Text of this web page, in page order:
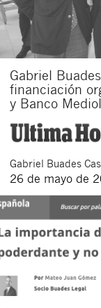
Gabriel
financiación
y Banco
Gabriel Buades
26 de mayo de